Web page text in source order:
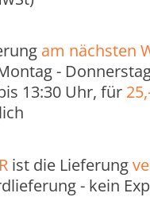
am nächsten
-
13:30 Uhr, für
ist die Lieferung
- kein